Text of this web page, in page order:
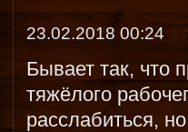
23.02.2018 00:24
Бывает так, что
тяжёлого
расслабиться,